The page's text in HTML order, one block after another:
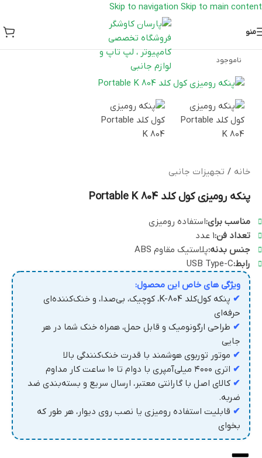
Skip to navigation Skip to main content
منو
ناموجود
خانه / تجهیزات جانبی
پنکه رومیزی کول کلد Portable K 804
مناسب برای:استفاده رومیزی
تعداد فن:1 عدد
جنس بدنه:پلاستیک مقاوم ABS
رابط:USB Type-C
ویژگی های خاص این محصول:
✔
پنکه کول‌کلد K-804، کوچیک، بی‌صدا، و خنک‌کننده‌ای
حرفه‌ای
✔ طراحی ارگونومیک و قابل حمل، همراه خنک شما در هر
جایی
✔ موتور توربوی هوشمند با قدرت خنک‌کنندگی بالا
✔ اتری ۴۰۰۰ میلی‌آمپری با دوام تا ۱۰ ساعت کار مداوم
✔ کالای اصل با گارانتی معتبر، ارسال سریع و بسته‌بندی ضد
ضربه.
✔ قابلیت استفاده رومیزی یا نصب روی دیوار، هر طور که
بخوای